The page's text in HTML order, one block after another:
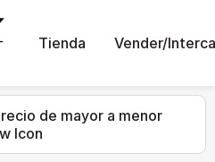
Tienda Vender/
de mayor a menor
Icon